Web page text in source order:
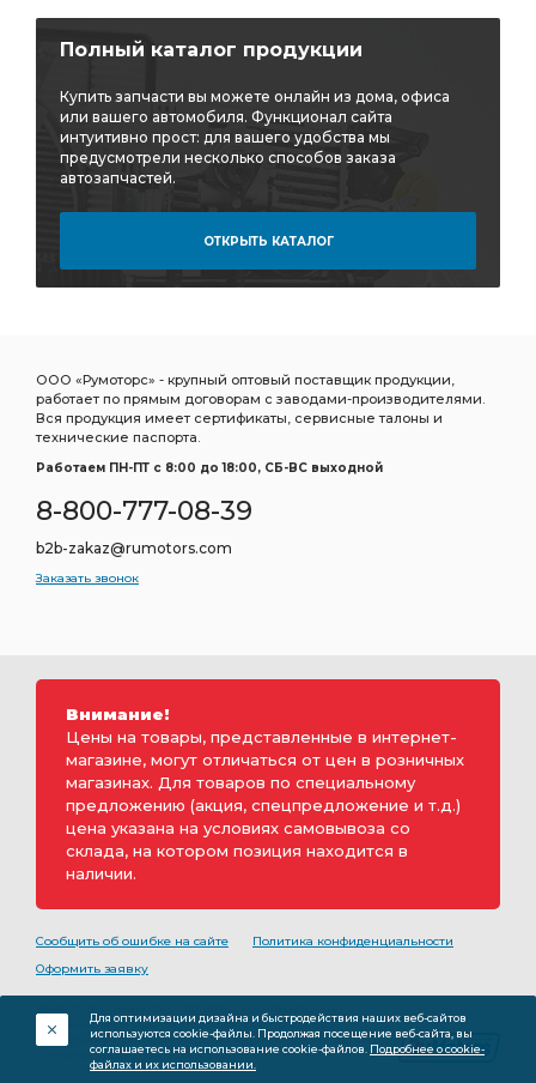
Полный каталог продукции
Купить запчасти вы можете онлайн из дома, офиса
или вашего автомобиля. Функционал сайта
интуитивно прост: для вашего удобства мы
предусмотрели несколько способов заказа
автозапчастей.
ОТКРЫТЬ КАТАЛОГ
ООО «Румоторс» - крупный оптовый поставщик продукции,
работает по прямым договорам с заводами-производителями.
Вся продукция имеет сертификаты, сервисные талоны и
технические паспорта.
Работаем ПН-ПТ c 8:00 до 18:00, СБ-ВС выходной
8-800-777-08-39
b2b-zakaz@rumotors.com
Заказать звонок
Внимание!
Цены на товары, представленные в интернет-
магазине, могут отличаться от цен в розничных
магазинах. Для товаров по специальному
предложению (акция, спецпредложение и т.д.)
цена указана на условиях самовывоза со
склада, на котором позиция находится в
наличии.
Сообщить об ошибке на сайте
Политика конфиденциальности
Оформить заявку
обозначением ООО «РуМоторс». Все права на
разработку принадлежат ООО «Румоторс». Не является
публичной офертой.
Для оптимизации дизайна и быстродействия наших веб-сайтов
используются cookie-файлы. Продолжая посещение веб-сайта, вы
соглашаетесь на использование cookie-файлов. Подробнее о cookie-
файлах и их использовании.